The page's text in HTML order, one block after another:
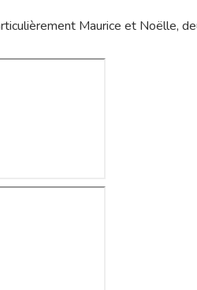
Maurice et Noëlle,